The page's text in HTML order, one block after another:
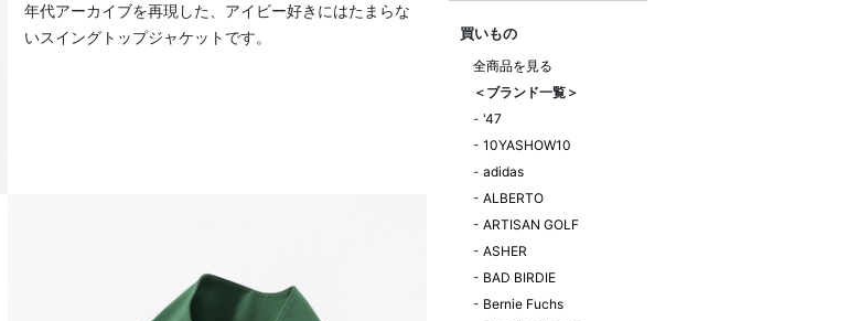
年代アーカイブを再現した、アイビー好きにはたまらな
いスイングトップジャケットです。
買いもの
全商品を見る
＜ブランド一覧＞
- '47
- 10YASHOW10
- adidas
- ALBERTO
- ARTISAN GOLF
- ASHER
- BAD BIRDIE
- Bernie Fuchs